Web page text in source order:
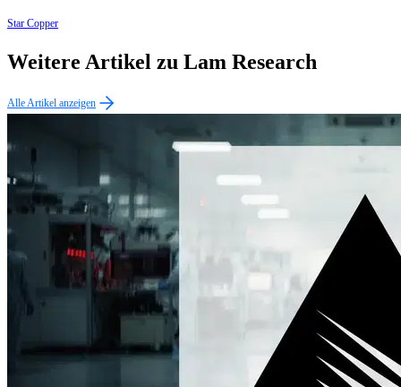
Star Copper
Weitere Artikel zu Lam Research
Alle Artikel anzeigen